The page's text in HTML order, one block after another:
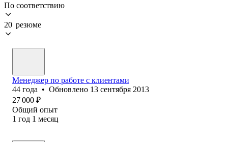
По соответствию
20 резюме
Менеджер по работе с клиентами
44 года • Обновлено 13 сентября 2013
27 000 ₽
Общий опыт
1 год 1 месяц